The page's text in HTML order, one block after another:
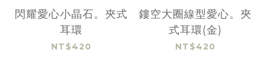
閃耀愛心小晶石。夾式
耳環
NT$420
鏤空大圈線型愛心。夾
式耳環(金)
NT$420